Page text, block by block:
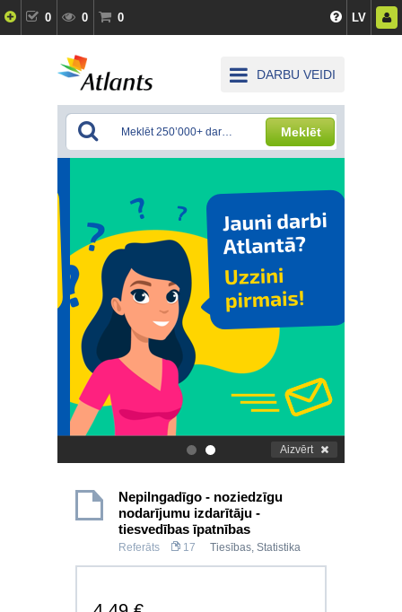
0 0 0 LV
DARBU VEIDI
Meklēt
. Aizvērt
Nepilngadīgo - noziedzīgu
nodarījumu izdarītāju -
tiesvedības īpatnības
Referāts 17 Tiesības, Statistika